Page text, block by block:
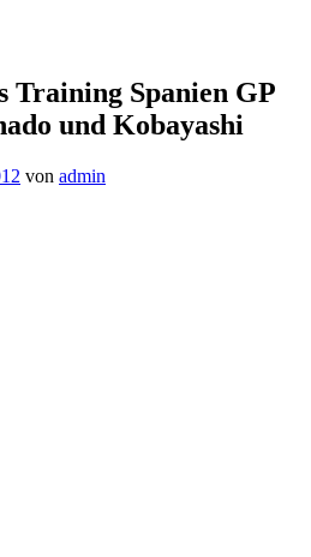
Training Spanien GP
und Kobayashi
von admin